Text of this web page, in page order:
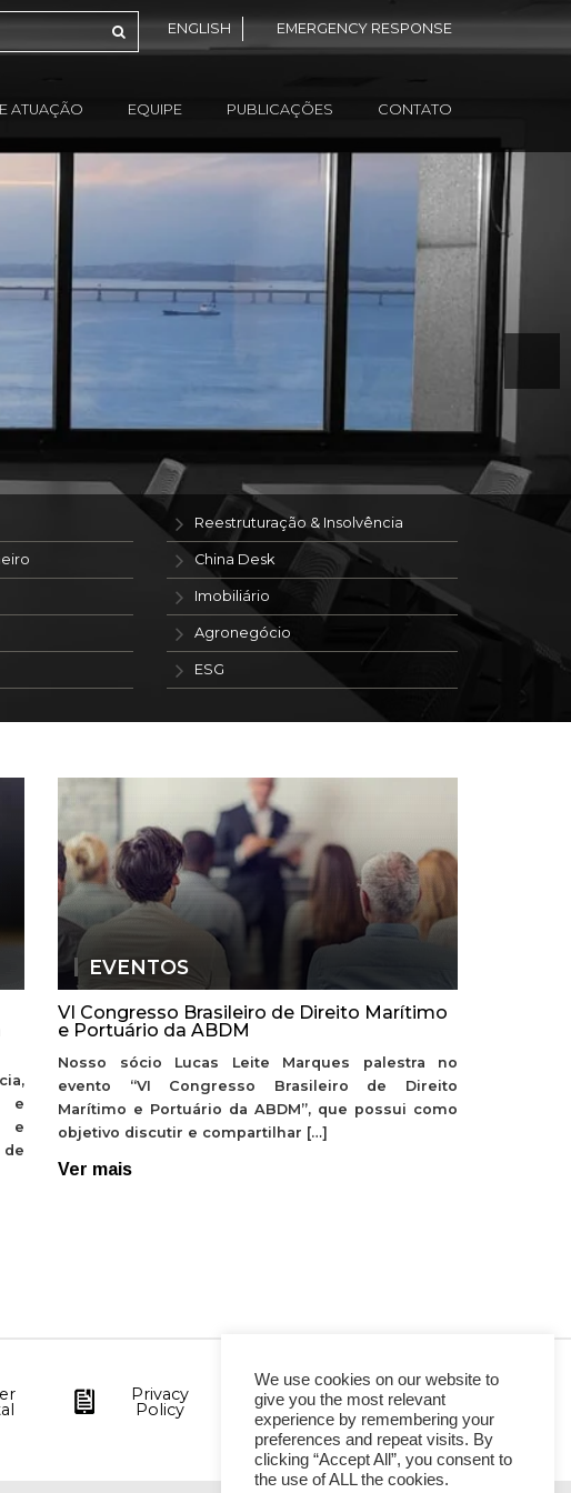
ENGLISH EMERGENCY RESPONSE
ATUAÇÃO EQUIPE PUBLICAÇÕES CONTATO
Reestruturação & Insolvência
China Desk
Imobiliário
Agronegócio
ESG
e
e
de
EVENTOS
VI Congresso Brasileiro de Direito Marítimo
e Portuário da ABDM
Nosso sócio Lucas Leite Marques palestra no
evento “VI Congresso Brasileiro de Direito
Marítimo e Portuário da ABDM”, que possui como
objetivo discutir e compartilhar […]
Ver mais
Privacy
Policy
We use cookies on our website to
give you the most relevant
experience by remembering your
preferences and repeat visits. By
clicking “Accept All”, you consent to
the use of ALL the cookies.